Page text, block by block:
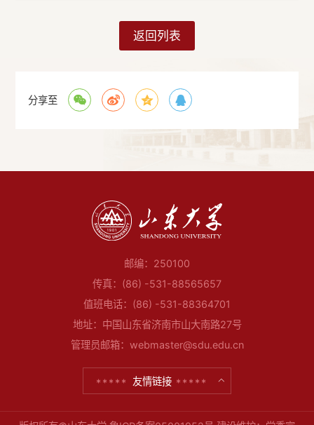
返回列表
分享至
邮编：250100
传真：(86) -531-88565657
值班电话：(86) -531-88364701
地址：中国山东省济南市山大南路27号
管理员邮箱：webmaster@sdu.edu.cn
友情链接